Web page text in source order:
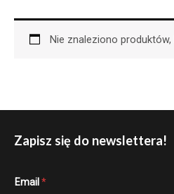
Nie znaleziono
Zapisz się do newslettera!
m
Email *